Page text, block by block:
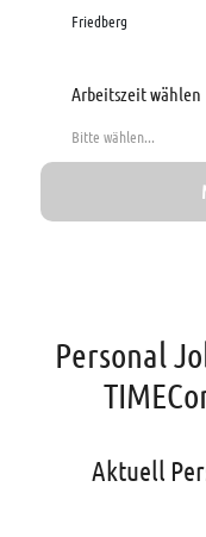
Friedberg
Arbeitszeit wählen
Bitte wählen...
Personal
Aktuell